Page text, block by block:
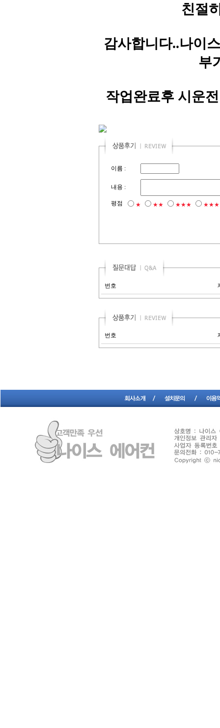
친절
감사합니다..나이
부
작업완료후 시운
이름 :
내용 :
평점 ★ ★★ ★★★
번호
번호